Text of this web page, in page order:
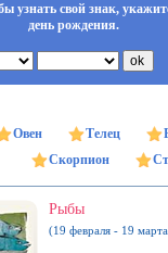
узнать свой знак,
день рождения.
Овен Телец
Скорпион
Рыбы
(19 февраля - 19